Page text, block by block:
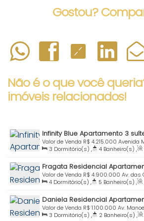
Gostou?
Não é o que você
imóveis relacionados!
Infinity Blue Apartamento 3
condomínio frente mar Praia
R$ 4.215.000
Valor de Venda
Avenida
88215-000, Centro, Bombinhas,
3 Dormitório(s) , 4 Banheiro(s) ,
Sala(s) , 3 Suíte(s), Total:173.88
173.88m²
Fragata Residencial
venda Praia Bombinhas SC
R$ 4.900.000
Valor de Venda
Av. das
000, Centro, Bombinhas, Santa
4 Dormitório(s) , 5 Banheiro(s) ,
Sala(s) , 4Suíte(s) , Total: 342.57
233.38m²
Daniela Residencial
mar Praia Centro Bombinhas
R$ 1.100.000
Valor de Venda
Av.
88215-000, Centro, Bombinhas,
3 Dormitório(s) , 2 Banheiro(s) ,